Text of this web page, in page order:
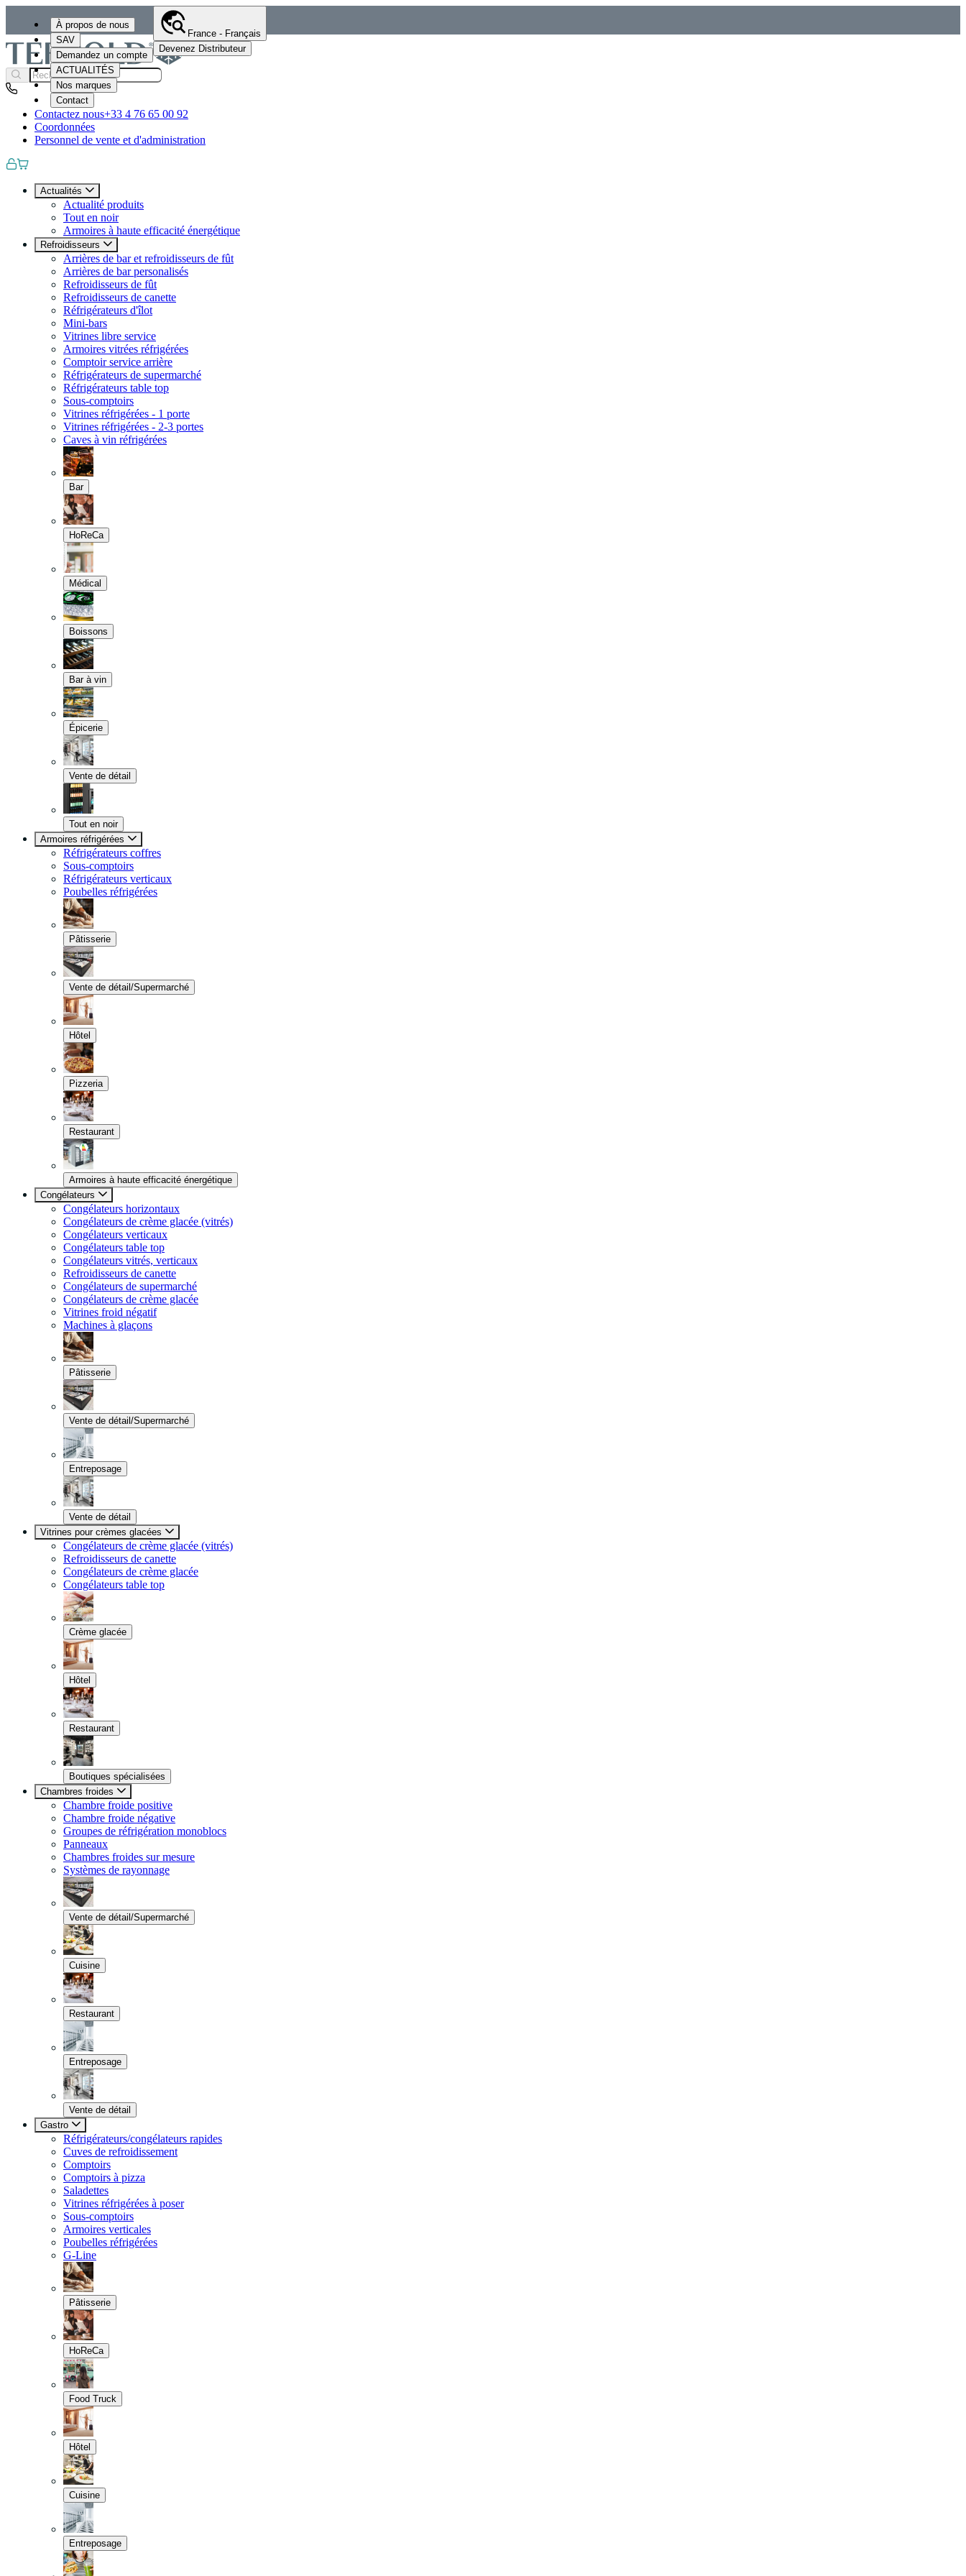
À propos de nous
SAV
Demandez un compte
ACTUALITÉS
Nos marques
Contact
France - Français
Devenez Distributeur
Contactez nous+33 4 76 65 00 92
Coordonnées
Personnel de vente et d'administration
Actualités
Actualité produits
Tout en noir
Armoires à haute efficacité énergétique
Refroidisseurs
Arrières de bar et refroidisseurs de fût
Arrières de bar personalisés
Refroidisseurs de fût
Refroidisseurs de canette
Réfrigérateurs d'îlot
Mini-bars
Vitrines libre service
Armoires vitrées réfrigérées
Comptoir service arrière
Réfrigérateurs de supermarché
Réfrigérateurs table top
Sous-comptoirs
Vitrines réfrigérées - 1 porte
Vitrines réfrigérées - 2-3 portes
Caves à vin réfrigérées
Bar
HoReCa
Médical
Boissons
Bar à vin
Épicerie
Vente de détail
Tout en noir
Armoires réfrigérées
Réfrigérateurs coffres
Sous-comptoirs
Réfrigérateurs verticaux
Poubelles réfrigérées
Pâtisserie
Vente de détail/Supermarché
Hôtel
Pizzeria
Restaurant
Armoires à haute efficacité énergétique
Congélateurs
Congélateurs horizontaux
Congélateurs de crème glacée (vitrés)
Congélateurs verticaux
Congélateurs table top
Congélateurs vitrés, verticaux
Refroidisseurs de canette
Congélateurs de supermarché
Congélateurs de crème glacée
Vitrines froid négatif
Machines à glaçons
Pâtisserie
Vente de détail/Supermarché
Entreposage
Vente de détail
Vitrines pour crèmes glacées
Congélateurs de crème glacée (vitrés)
Refroidisseurs de canette
Congélateurs de crème glacée
Congélateurs table top
Crème glacée
Hôtel
Restaurant
Boutiques spécialisées
Chambres froides
Chambre froide positive
Chambre froide négative
Groupes de réfrigération monoblocs
Panneaux
Chambres froides sur mesure
Systèmes de rayonnage
Vente de détail/Supermarché
Cuisine
Restaurant
Entreposage
Vente de détail
Gastro
Réfrigérateurs/congélateurs rapides
Cuves de refroidissement
Comptoirs
Comptoirs à pizza
Saladettes
Vitrines réfrigérées à poser
Sous-comptoirs
Armoires verticales
Poubelles réfrigérées
G-Line
Pâtisserie
HoReCa
Food Truck
Hôtel
Cuisine
Entreposage